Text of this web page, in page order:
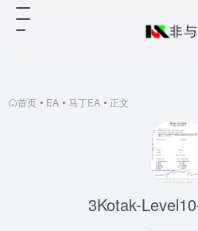
首页 • EA • 马丁EA • 正文
3Kotak-